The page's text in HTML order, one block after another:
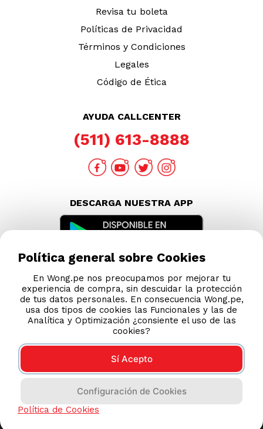
Revisa tu boleta
Políticas de Privacidad
Términos y Condiciones
Legales
Código de Ética
AYUDA CALLCENTER
(511) 613-8888
DESCARGA NUESTRA APP
Esta tienda usa Niubiz para realizar transacciones
Política general sobre Cookies
En Wong.pe nos preocupamos por mejorar tu
experiencia de compra, sin descuidar la protección
de tus datos personales. En consecuencia Wong.pe,
usa dos tipos de cookies las Funcionales y las de
Analítica y Optimización ¿consiente el uso de las
cookies?
Sí Acepto
Configuración de Cookies
Política de Cookies